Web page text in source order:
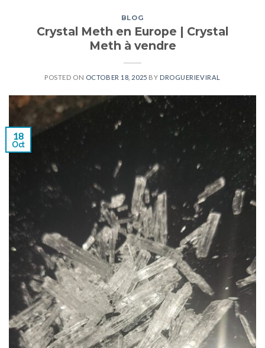
BLOG
Crystal Meth en Europe | Crystal
Meth à vendre
POSTED ON OCTOBER 18, 2025 BY DROGUERIEVIRAL
18
Oct